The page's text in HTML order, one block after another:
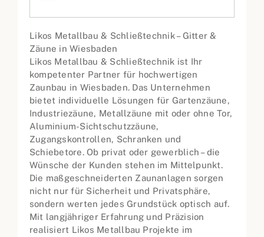
Likos Metallbau & Schließtechnik – Gitter &
Zäune in Wiesbaden
Likos Metallbau & Schließtechnik ist Ihr
kompetenter Partner für hochwertigen
Zaunbau in Wiesbaden. Das Unternehmen
bietet individuelle Lösungen für Gartenzäune,
Industriezäune, Metallzäune mit oder ohne Tor,
Aluminium-Sichtschutzzäune,
Zugangskontrollen, Schranken und
Schiebetore. Ob privat oder gewerblich – die
Wünsche der Kunden stehen im Mittelpunkt.
Die maßgeschneiderten Zaunanlagen sorgen
nicht nur für Sicherheit und Privatsphäre,
sondern werten jedes Grundstück optisch auf.
Mit langjähriger Erfahrung und Präzision
realisiert Likos Metallbau Projekte im